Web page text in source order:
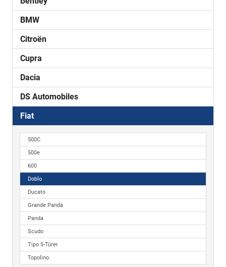
BMW
Citroën
Cupra
Dacia
DS Automobiles
Fiat
500C
500e
600
Doblo
Ducato
Grande Panda
Panda
Scudo
Tipo 5-Türer
Topolino